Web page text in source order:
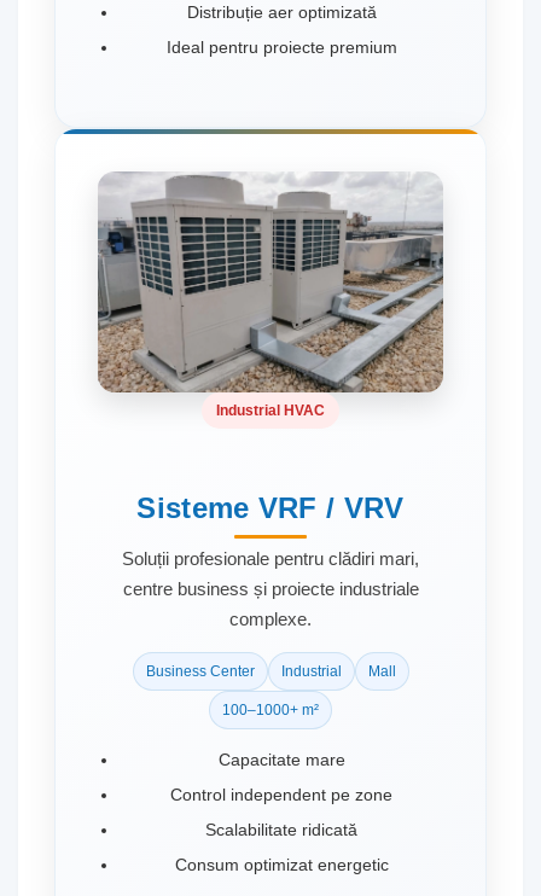
Distribuție aer optimizată
Ideal pentru proiecte premium
Industrial HVAC
Sisteme VRF / VRV
Soluții profesionale pentru clădiri mari,
centre business și proiecte industriale
complexe.
Business Center Industrial Mall
100–1000+ m²
Capacitate mare
Control independent pe zone
Scalabilitate ridicată
Consum optimizat energetic